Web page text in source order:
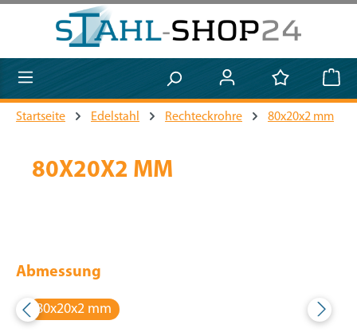
Zum Hauptinhalt springen
Startseite Edelstahl Rechteckrohre 80x20x2 mm
80X20X2 MM
Abmessung
80x20x2 mm